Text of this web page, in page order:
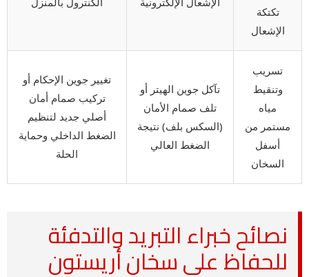
تكتكة
الإشعال
تسريب
وتنقيط
مياه
مستمر من
أسفل
السخان
تآكل جوين الهيتر أو
تلف صمام الأمان
(السكس بلف) نتيجة
الضغط العالي
تغيير جوين الإحكام أو
تركيب صمام أمان
أصلي جديد لتنظيم
الضغط الداخلي وحماية
الحلة
نصائح خبراء التبريد والتدفئة
للحفاظ على سخان أريستون